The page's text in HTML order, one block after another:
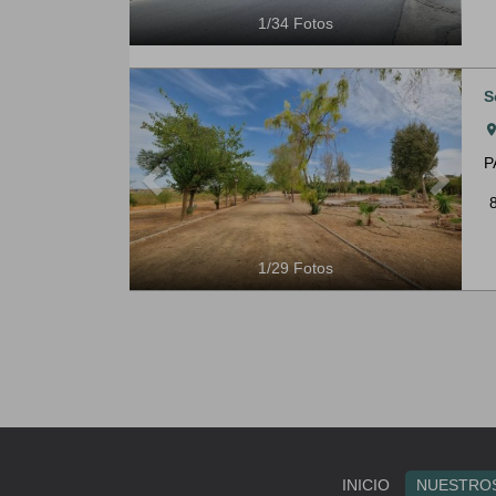
1/34 Fotos
Previous Next
1/29Fotos
room
INICIO